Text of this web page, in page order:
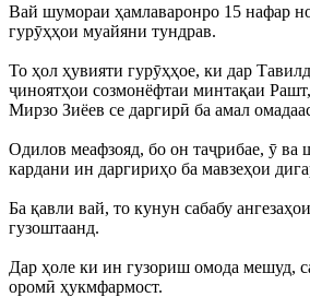
Вай шумораи ҳамлаваронро 15 нафар
гурӯҳҳои муайяни тундрав.
То ҳол ҳувияти гурӯҳҳое, ки дар
ҷиноятҳои созмонёфтаи минтақаи
Мирзо Зиёев се даргирӣ ба амал
Одилов меафзояд, бо он таҷрибае, ӯ
кардани ин даргириҳо ба мавзеҳои
Ба қавли вай, то кунун сабабу
гузоштаанд.
Дар ҳоле ки ин гузориш омода мешуд,
оромӣ ҳукмфармост.